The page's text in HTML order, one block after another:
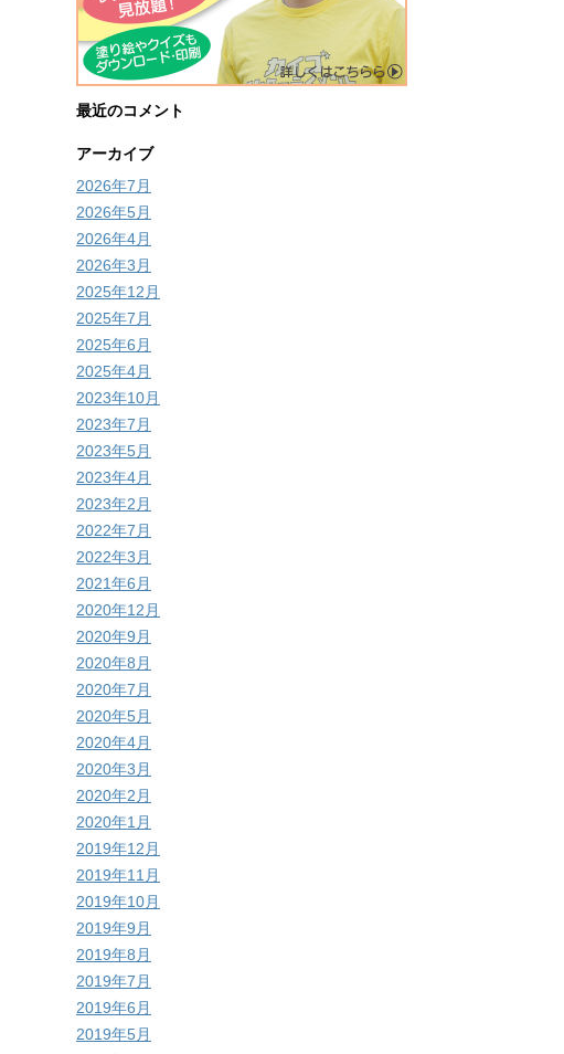
最近のコメント
アーカイブ
2026年7月
2026年5月
2026年4月
2026年3月
2025年12月
2025年7月
2025年6月
2025年4月
2023年10月
2023年7月
2023年5月
2023年4月
2023年2月
2022年7月
2022年3月
2021年6月
2020年12月
2020年9月
2020年8月
2020年7月
2020年5月
2020年4月
2020年3月
2020年2月
2020年1月
2019年12月
2019年11月
2019年10月
2019年9月
2019年8月
2019年7月
2019年6月
2019年5月